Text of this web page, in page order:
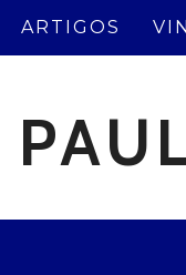
ARTIGOS